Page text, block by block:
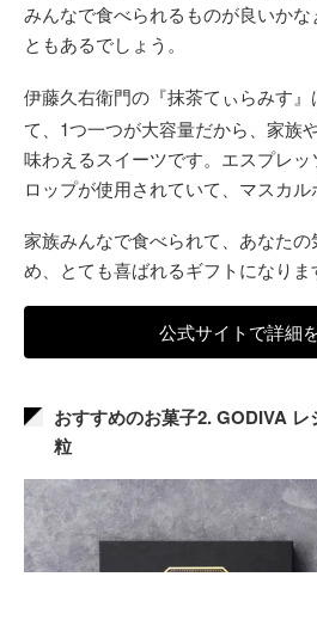
みんなで食べられるものが良いか
ともあるでしょう。
伊藤久右衛門の『抹茶てぃらみす』
て、1つ一つが大容量だから、家族
味わえるスイーツです。エスプレ
ロップが使用されていて、マスカル
家族みんなで食べられて、あなた
め、とても喜ばれるギフトになりま
公式サイトで詳細
おすすめのお菓子2. GODIVA
粒